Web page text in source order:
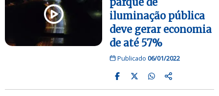
iluminação pública
deve gerar economia
de até 57%
Publicado 06/01/2022